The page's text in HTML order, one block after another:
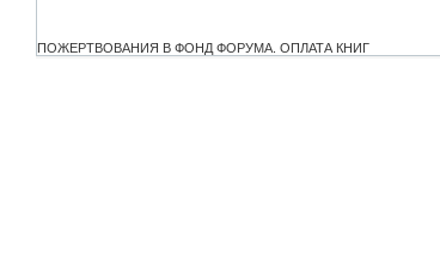
ПОЖЕРТВОВАНИЯ В ФОНД ФОРУМА. ОПЛАТА КНИГ